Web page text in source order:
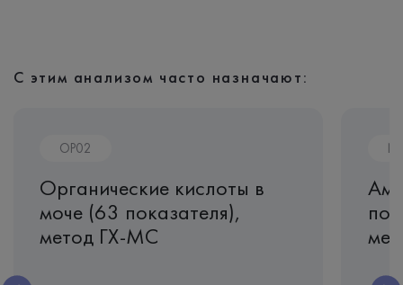
С этим анализом часто назначают:
OP02
Органические кислоты в
моче (63 показателя),
метод ГХ-МС